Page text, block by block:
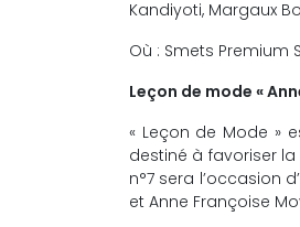
Kandiyoti, Margaux
Où : Smets Premium
Leçon de mode «
« Leçon de Mode »
destiné à favoriser
n°7 sera l’occasion
et Anne Françoise